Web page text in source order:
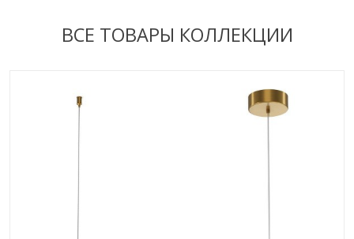
ВСЕ ТОВАРЫ КОЛЛЕКЦИИ